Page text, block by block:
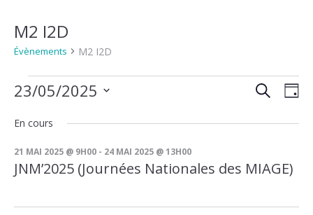
M2 I2D
Évènements M2 I2D
Évènements
23
mai
2025
vues
23/05/2025
une
En cours
JNM’2025 (Journées Nationales des MIAGE)
21 MAI 2025 @ 9H00 - 24 MAI 2025 @ 13H00